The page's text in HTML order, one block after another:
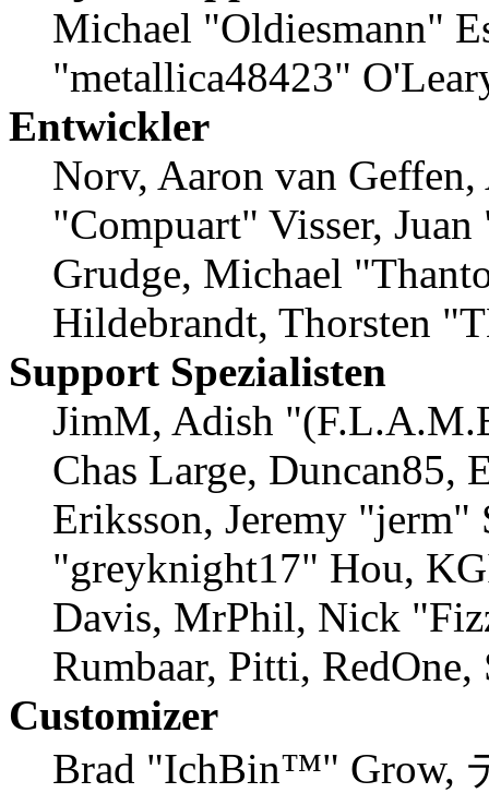
Michael "Oldiesmann"
"metallica48423"
Entwickler
Norv, Aaron van
"Compuart" Visser,
Grudge, Michael
Hildebrandt, Thorsten
Support Spezialisten
JimM, Adish
Chas Large, Duncan85,
Eriksson, Jeremy
"greyknight17" Hou,
Davis, MrPhil, Nick
Rumbaar, Pitti,
Customizer
Brad "IchBin™" Grow,